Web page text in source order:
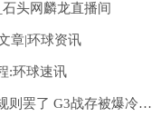
头网麟龙直播间
章|环球资讯
:环球速讯
上海打假球太无耻？李春江合理利用规则罢了 G3战存被爆冷可能:环球最资讯